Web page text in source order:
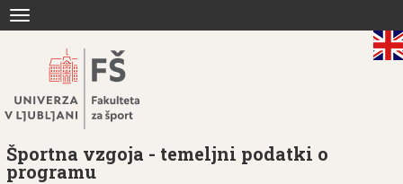
navigation
Športna vzgoja - temeljni podatki o
programu